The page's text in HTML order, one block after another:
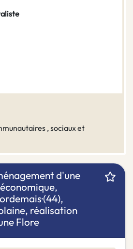
, sociaux et
d'une
réalisation
Flore